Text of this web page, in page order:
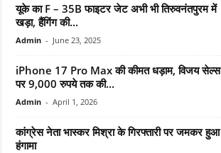
यूके का F – 35B फाइटर जेट अभी भी तिरुवनंतपुरम में
खड़ा, हैंगिंग की...
Admin - June 23, 2025
iPhone 17 Pro Max की कीमत धड़ाम, विजय सेल्स
पर 9,000 रुपये तक की...
Admin - April 1, 2026
कांग्रेस नेता भास्कर मिश्रा के गिरफ्तारी पर जमकर हुआ
हंगामा